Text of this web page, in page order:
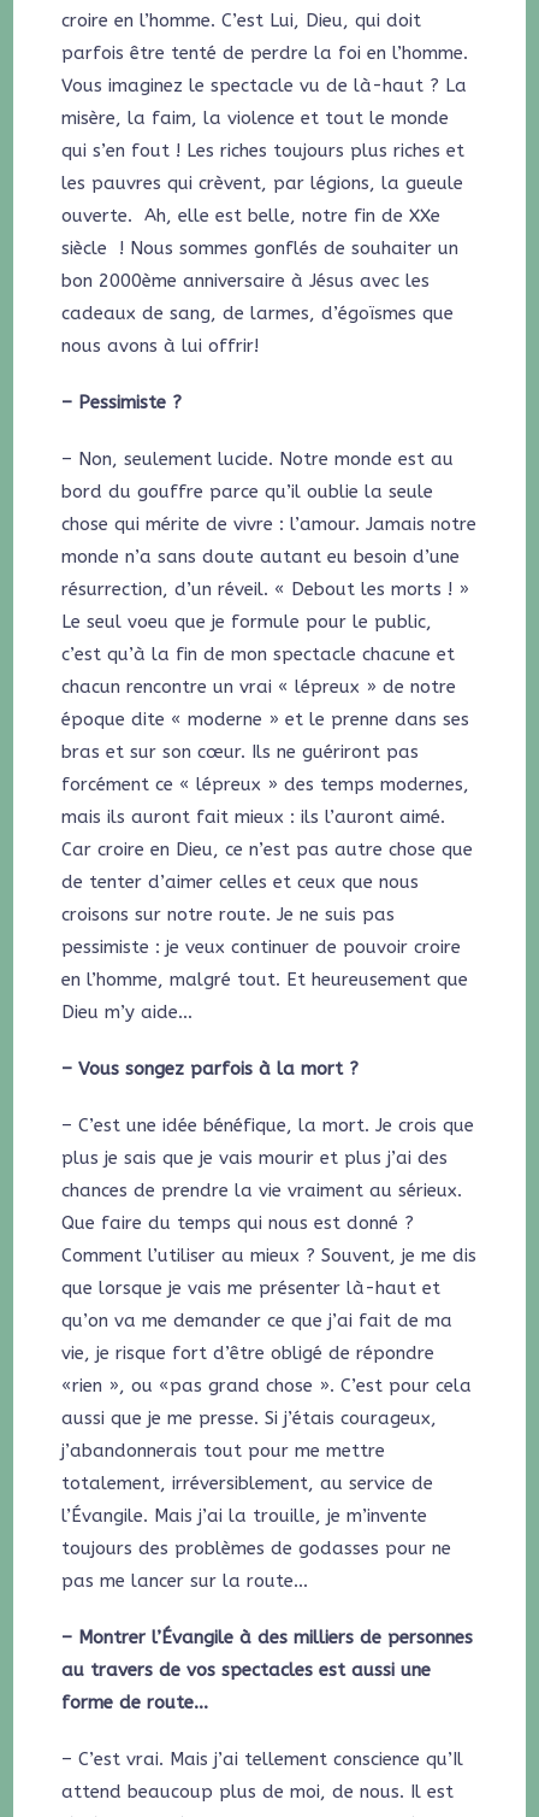
croire en l’homme. C’est Lui, Dieu, qui doit
parfois être tenté de perdre la foi en l’homme.
Vous imaginez le spectacle vu de là-haut ? La
misère, la faim, la violence et tout le monde
qui s’en fout ! Les riches toujours plus riches et
les pauvres qui crèvent, par légions, la gueule
ouverte. Ah, elle est belle, notre fin de XXe
siècle ! Nous sommes gonflés de souhaiter un
bon 2000ème anniversaire à Jésus avec les
cadeaux de sang, de larmes, d’égoïsmes que
nous avons à lui offrir!
– Pessimiste ?
– Non, seulement lucide. Notre monde est au
bord du gouffre parce qu’il oublie la seule
chose qui mérite de vivre : l’amour. Jamais notre
monde n’a sans doute autant eu besoin d’une
résurrection, d’un réveil. « Debout les morts ! »
Le seul voeu que je formule pour le public,
c’est qu’à la fin de mon spectacle chacune et
chacun rencontre un vrai « lépreux » de notre
époque dite « moderne » et le prenne dans ses
bras et sur son cœur. Ils ne guériront pas
forcément ce « lépreux » des temps modernes,
mais ils auront fait mieux : ils l’auront aimé.
Car croire en Dieu, ce n’est pas autre chose que
de tenter d’aimer celles et ceux que nous
croisons sur notre route. Je ne suis pas
pessimiste : je veux continuer de pouvoir croire
en l’homme, malgré tout. Et heureusement que
Dieu m’y aide…
– Vous songez parfois à la mort ?
– C’est une idée bénéfique, la mort. Je crois que
plus je sais que je vais mourir et plus j’ai des
chances de prendre la vie vraiment au sérieux.
Que faire du temps qui nous est donné ?
Comment l’utiliser au mieux ? Souvent, je me dis
que lorsque je vais me présenter là-haut et
qu’on va me demander ce que j’ai fait de ma
vie, je risque fort d’être obligé de répondre
«rien », ou «pas grand chose ». C’est pour cela
aussi que je me presse. Si j’étais courageux,
j’abandonnerais tout pour me mettre
totalement, irréversiblement, au service de
l’Évangile. Mais j’ai la trouille, je m’invente
toujours des problèmes de godasses pour ne
pas me lancer sur la route…
– Montrer l’Évangile à des milliers de personnes
au travers de vos spectacles est aussi une
forme de route…
– C’est vrai. Mais j’ai tellement conscience qu’Il
attend beaucoup plus de moi, de nous. Il est